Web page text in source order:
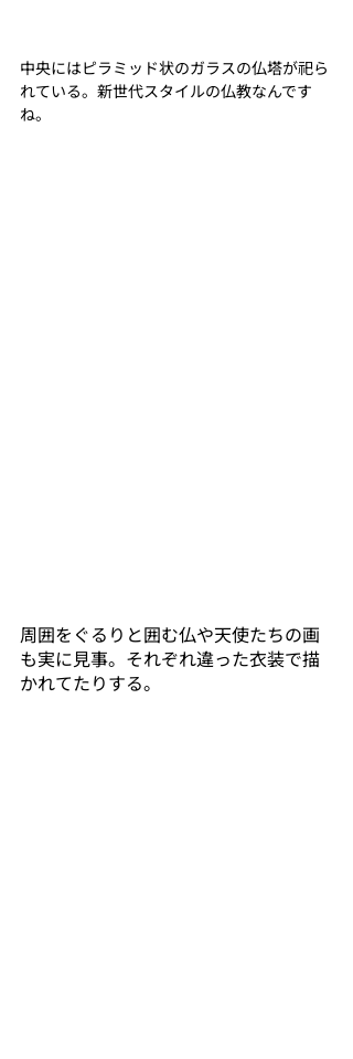
中央にはピラミッド状のガラスの仏塔が祀ら
れている。新世代スタイルの仏教なんです
ね。
周囲をぐるりと囲む仏や天使たちの画
も実に見事。それぞれ違った衣装で描
かれてたりする。